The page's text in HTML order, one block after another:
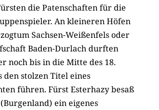
die Patenschaften für die
An kleineren Höfen
Sachsen-Weißenfels oder
Baden-Durlach durften
noch bis in die Mitte des 18.
den stolzen Titel eines
führen. Fürst Esterhazy besaß
ein eigenes